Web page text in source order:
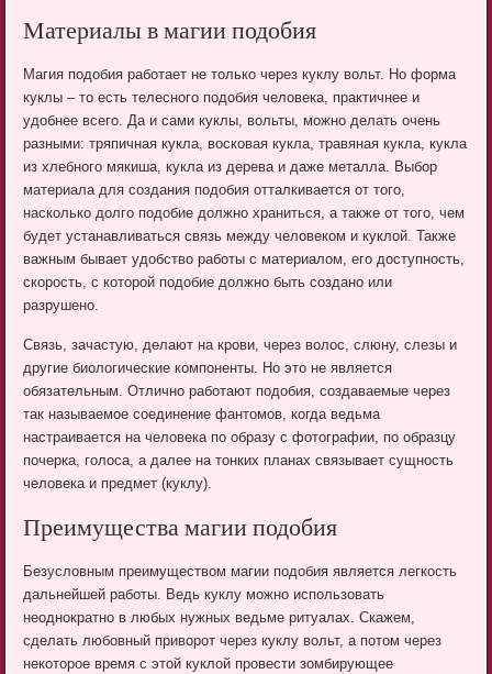
Материалы в магии подобия
Магия подобия работает не только через куклу вольт. Но форма
куклы – то есть телесного подобия человека, практичнее и
удобнее всего. Да и сами куклы, вольты, можно делать очень
разными: тряпичная кукла, восковая кукла, травяная кукла, кукла
из хлебного мякиша, кукла из дерева и даже металла. Выбор
материала для создания подобия отталкивается от того,
насколько долго подобие должно храниться, а также от того, чем
будет устанавливаться связь между человеком и куклой. Также
важным бывает удобство работы с материалом, его доступность,
скорость, с которой подобие должно быть создано или
разрушено.
Связь, зачастую, делают на крови, через волос, слюну, слезы и
другие биологические компоненты. Но это не является
обязательным. Отлично работают подобия, создаваемые через
так называемое соединение фантомов, когда ведьма
настраивается на человека по образу с фотографии, по образцу
почерка, голоса, а далее на тонких планах связывает сущность
человека и предмет (куклу).
Преимущества магии подобия
Безусловным преимуществом магии подобия является легкость
дальнейшей работы. Ведь куклу можно использовать
неоднократно в любых нужных ведьме ритуалах. Скажем,
сделать любовный приворот через куклу вольт, а потом через
некоторое время с этой куклой провести зомбирующее